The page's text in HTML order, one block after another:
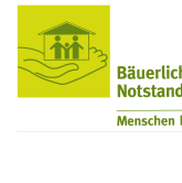
Inhalt
springen